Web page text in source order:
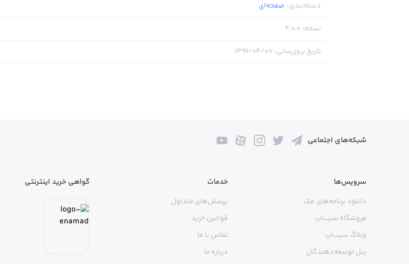
دسته‌بندی: صفحه‌ای
نسخه:
2.0.0
تاریخ بروزرسانی:۱۳۹۶/۰۴/۰۷
شبکه‌های اجتماعی
سرویس‌ها
دانلود برنامه‌های مک
فروشگاه سیب‌اپ
وبلاگ سیب‌اپ
پنل توسعه‌دهندگان
خدمات
پرسش‌های متداول
قوانین خرید
تماس با ما
درباره ما
گواهی خرید اینترنتی